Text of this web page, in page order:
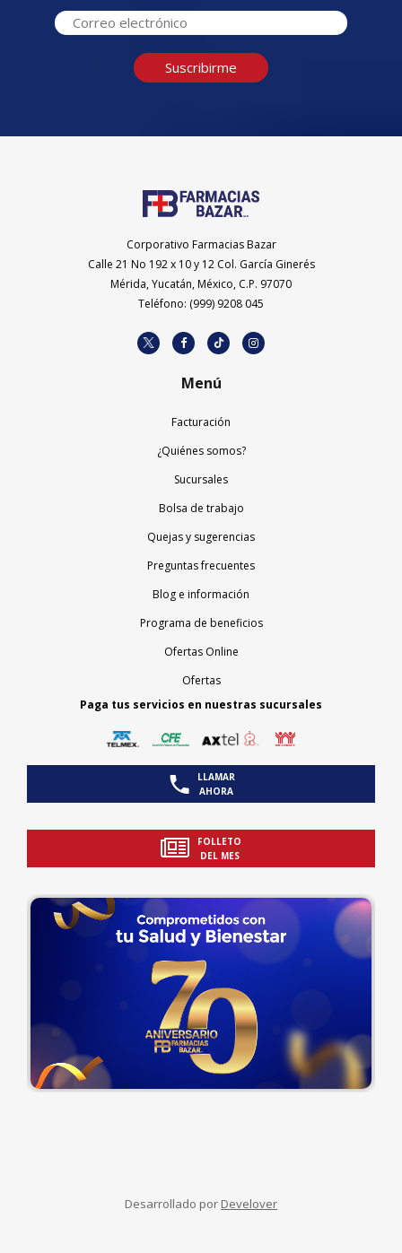
Suscribirme
Corporativo Farmacias Bazar
Calle 21 No 192 x 10 y 12 Col. García Ginerés
Mérida, Yucatán, México, C.P. 97070
Teléfono: (999) 9208 045
Menú
Facturación
¿Quiénes somos?
Sucursales
Bolsa de trabajo
Quejas y sugerencias
Preguntas frecuentes
Blog e información
Programa de beneficios
Ofertas Online
Ofertas
Paga tus servicios en nuestras sucursales
LLAMAR
AHORA
FOLLETO
DEL MES
Desarrollado por Develover